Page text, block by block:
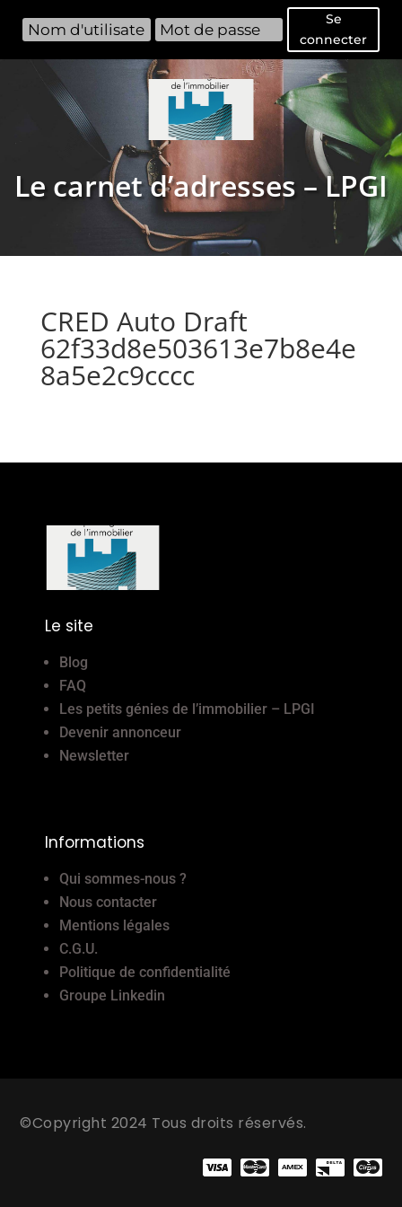
Se
connecter
Le carnet d’adresses – LPGI
CRED Auto Draft
62f33d8e503613e7b8e4e
8a5e2c9cccc
Le site
Blog
FAQ
Les petits génies de l’immobilier – LPGI
Devenir annonceur
Newsletter
Informations
Qui sommes-nous ?
Nous contacter
Mentions légales
C.G.U.
Politique de confidentialité
Groupe Linkedin
©Copyright 2024 Tous droits réservés.